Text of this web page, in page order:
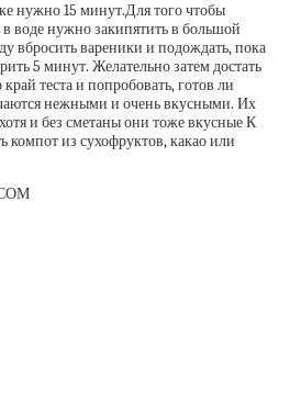
нужно 15 минут.Для того чтобы
воде нужно закипятить в большой
вбросить вареники и подождать, пока
5 минут. Желательно затем достать
теста и попробовать, готов ли
нежными и очень вкусными. Их
и без сметаны они тоже вкусные К
из сухофруктов, какао или